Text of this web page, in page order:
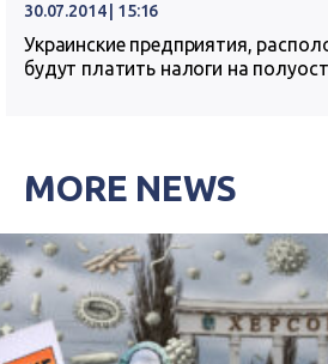
30.07.2014 | 15:16
Украинские предприятия,
будут платить налоги на
MORE NEWS